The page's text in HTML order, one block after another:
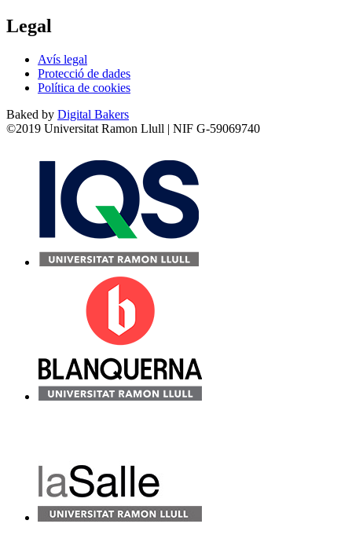
Legal
Avís legal
Protecció de dades
Política de cookies
Baked by Digital Bakers
©2019 Universitat Ramon Llull | NIF G-59069740